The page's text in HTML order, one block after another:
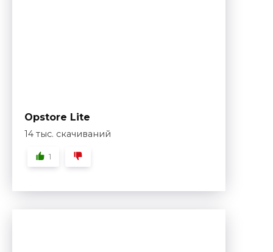
Opstore Lite
14 тыс. скачиваний
1